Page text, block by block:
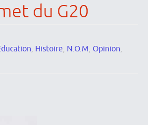
du G20
, Histoire, N.O.M, Opinion,